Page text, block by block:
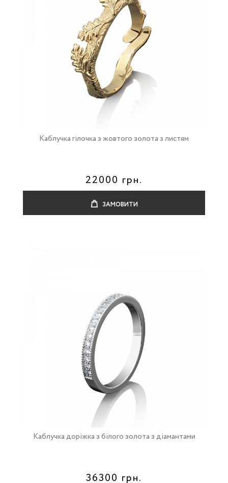
Каблучка гілочка з жовтого золота з листям
22000 грн.
ЗАМОВИТИ
Каблучка доріжка з білого золота з діамантами
36300 грн.